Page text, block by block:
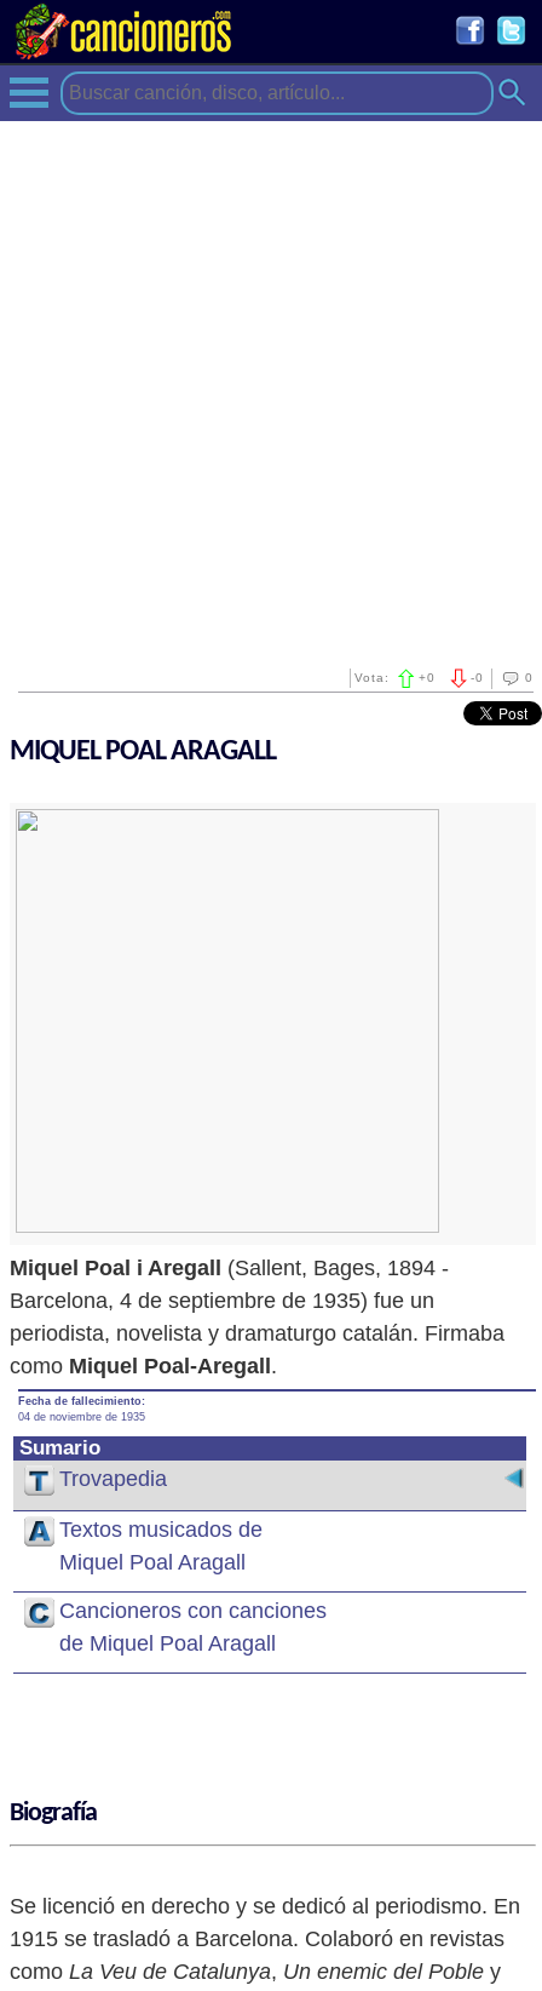
0
-0
Vota: +0
MIQUEL POAL ARAGALL
Miquel Poal i Aregall
(Sallent, Bages, 1894 -
Barcelona, ​​4 de septiembre de 1935) fue un
periodista, novelista y dramaturgo catalán. Firmaba
como Miquel Poal-Aregall .
Fecha de fallecimiento:
04 de noviembre de 1935
Sumario
Trovapedia
Textos musicados de
Miquel Poal Aragall
Cancioneros con canciones
de Miquel Poal Aragall
Biografía
Se licenció en derecho y se dedicó al periodismo. En
1915 se trasladó a Barcelona. Colaboró ​​en revistas
como La Veu de Catalunya, Un enemic del Poble y